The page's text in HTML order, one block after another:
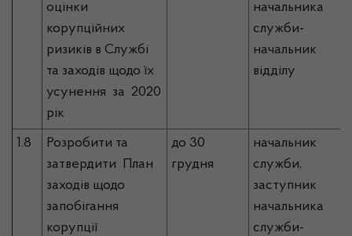
оцінки
корупційних
ризиків в Службі
та заходів щодо їх
усунення за 2020
рік
начальника
служби-
начальник
відділу
1.8
Розробити та
затвердити План
заходів щодо
запобігання
корупції
до 30
грудня
начальник
служби,
заступник
начальника
служби-